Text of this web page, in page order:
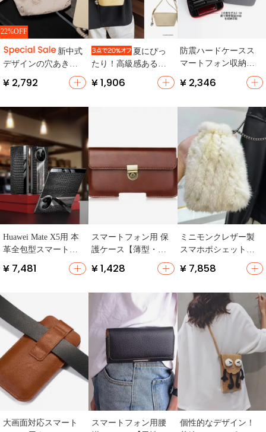
22%OFF
新中式
デザインの穴あきバ
タフライショルダー
バッグ【調整可能な
量】
¥ 2,792
夏にぴっ
たり！高級感ある通
勤用斜め掛けスマホ
ポシェット【清新な
¥ 1,906
防震ハードケースス
マートフォン収納バ
ッグ【多機能・ポー
タブル・複数デバイ
¥ 2,346
Huawei Mate X5用 本
革全包型スマートフ
ォンケース【スタン
ド機能付き・防落
¥ 7,481
スマートフォン用 保
護ケース【薄型・男
性用・ベルト付き・
シニア向け】
¥ 1,428
ミニモンクレザー製
スマホポシェット
【斜め掛け・レディ
ース・財布機能付
¥ 7,858
大画面対応スマート
スマートフォン用腰
個性的なデザイン！